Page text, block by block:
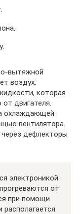
вытяжной
воздух,
которая
двигателя.
охлаждающей
вентилятора
дефлекторы
электроникой.
от
при помощи
располагается